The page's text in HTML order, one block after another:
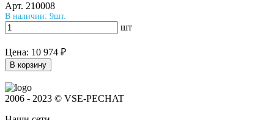
Арт. 210008
В наличии: 9шт.
шт
Цена: 10 974 ₽
В корзину
2006 - 2023 © VSE-PECHAT